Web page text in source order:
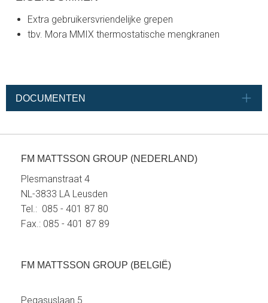
Extra gebruikersvriendelijke grepen
tbv. Mora MMIX thermostatische mengkranen
DOCUMENTEN
FM MATTSSON GROUP (NEDERLAND)
Plesmanstraat 4
NL-3833 LA Leusden
Tel.: 085 - 401 87 80
Fax.: 085 - 401 87 89
FM MATTSSON GROUP (BELGIË)
Pegasuslaan 5